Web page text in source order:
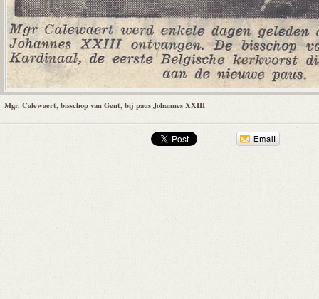
Mgr. Calewaert, bisschop van Gent, bij paus Johannes XXIII